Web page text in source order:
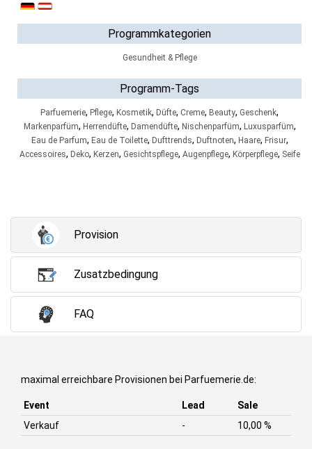
Programmkategorien
Gesundheit & Pflege
Programm-Tags
Parfuemerie, Pflege, Kosmetik, Düfte, Creme, Beauty, Geschenk,
Markenparfüm, Herrendüfte, Damendüfte, Nischenparfüm, Luxusparfüm,
Eau de Parfum, Eau de Toilette, Dufttrends, Duftnoten, Haare, Frisur,
Accessoires, Deko, Kerzen, Gesichtspflege, Augenpflege, Körperpflege, Seife
Provision
Zusatzbedingung
FAQ
maximal erreichbare Provisionen bei Parfuemerie.de:
Event Lead
Sale
Verkauf
- 10,00 %